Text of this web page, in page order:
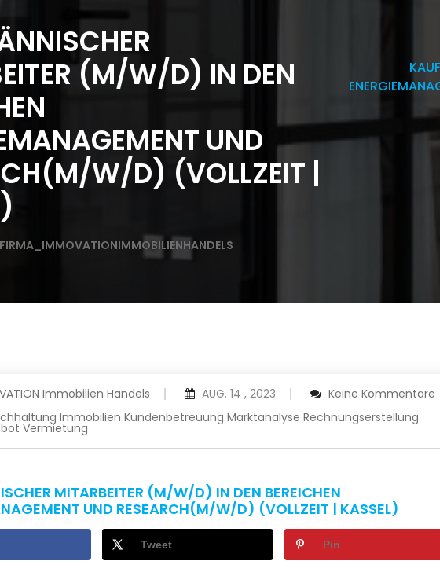
(M/W/D) IN DEN
UND
W/D) (VOLLZEIT |
FIRMA_IMMOVATIONIMMOBILIENHANDELS
Immobilien Handels AUG. 14 , 2023
Keine Kommentare
Immobilien Kundenbetreuung Marktanalyse Rechnungserstellung
Vermietung
MITARBEITER (M/W/D) IN DEN BEREICHEN
UND RESEARCH(M/W/D) (VOLLZEIT | KASSEL)
Tweet Pin